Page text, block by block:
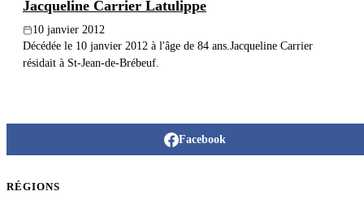
Jacqueline Carrier Latulippe
10 janvier 2012
Décédée le 10 janvier 2012 à l'âge de 84 ans.Jacqueline Carrier
résidait à St-Jean-de-Brébeuf.
Facebook
RÉGIONS